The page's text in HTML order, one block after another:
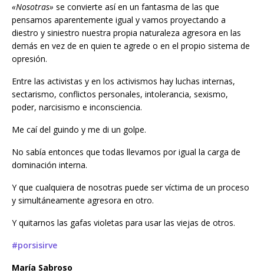
«Nosotras» se convierte así en un fantasma de las que
pensamos aparentemente igual y vamos proyectando a
diestro y siniestro nuestra propia naturaleza agresora en las
demás en vez de en quien te agrede o en el propio sistema de
opresión.
Entre las activistas y en los activismos hay luchas internas,
sectarismo, conflictos personales, intolerancia, sexismo,
poder, narcisismo e inconsciencia.
Me caí del guindo y me di un golpe.
No sabía entonces que todas llevamos por igual la carga de
dominación interna.
Y que cualquiera de nosotras puede ser víctima de un proceso
y simultáneamente agresora en otro.
Y quitarnos las gafas violetas para usar las viejas de otros.
#porsisirve
María Sabroso